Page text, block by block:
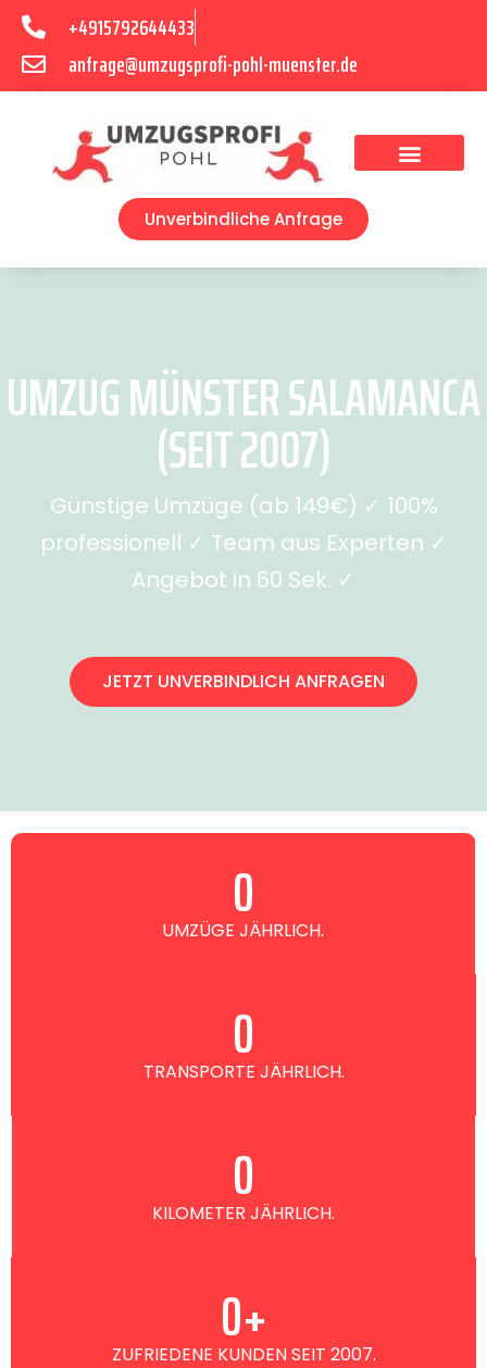
+4915792644433
anfrage@umzugsprofi-pohl-muenster.de
Unverbindliche Anfrage
UMZUG MÜNSTER SALAMANCA
(SEIT 2007)
Günstige Umzüge (ab 149€) ✓ 100%
professionell ✓ Team aus Experten ✓
Angebot in 60 Sek. ✓
JETZT UNVERBINDLICH ANFRAGEN
UMZÜGE JÄHRLICH.
0
TRANSPORTE JÄHRLICH.
0
KILOMETER JÄHRLICH.
0
ZUFRIEDENE KUNDEN SEIT 2007.
0+